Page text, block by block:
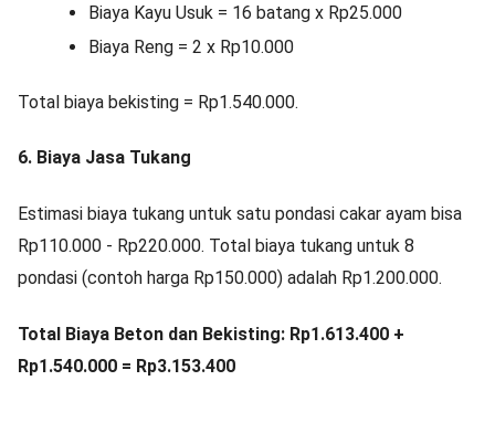
Biaya Kayu Usuk = 16 batang x Rp25.000
Biaya Reng = 2 x Rp10.000
Total biaya bekisting = Rp1.540.000.
6. Biaya Jasa Tukang
Estimasi biaya tukang untuk satu pondasi cakar ayam bisa
Rp110.000 - Rp220.000. Total biaya tukang untuk 8
pondasi (contoh harga Rp150.000) adalah Rp1.200.000.
Total Biaya Beton dan Bekisting: Rp1.613.400 +
Rp1.540.000 = Rp3.153.400